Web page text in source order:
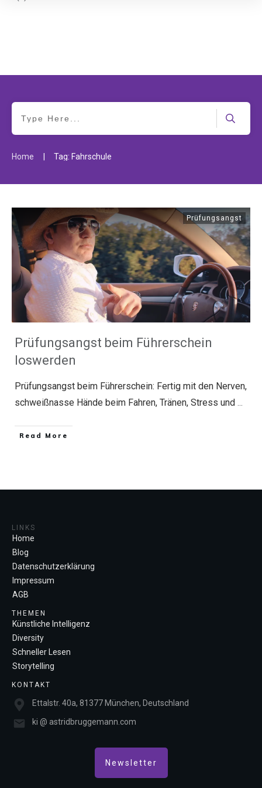
Home | Tag: Fahrschule
Prüfungsangst
Prüfungsangst beim Führerschein
loswerden
Prüfungsangst beim Führerschein: Fertig mit den Nerven,
schweißnasse Hände beim Fahren, Tränen, Stress und ...
​Read More
LINKS
Home
Blog
Datenschutzerklärung
Impressum
AGB
THEMEN
Künstliche Intelligenz
Diversity
Schneller Lesen
Storytelling
KONTAKT
Ettalstr. 40a, 81377 München, Deutschland
ki @ astridbruggemann.com
Newsletter